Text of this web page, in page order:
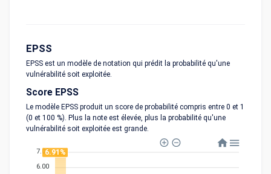
EPSS
EPSS est un modèle de notation qui prédit la probabilité qu'une
vulnérabilité soit exploitée.
Score EPSS
Le modèle EPSS produit un score de probabilité compris entre 0 et 1
(0 et 100 %). Plus la note est élevée, plus la probabilité qu'une
vulnérabilité soit exploitée est grande.
7.00
6.00
6.91%